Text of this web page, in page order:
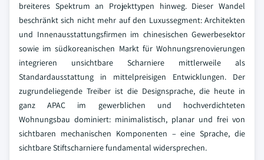
breiteres Spektrum an Projekttypen hinweg. Dieser Wandel
beschränkt sich nicht mehr auf den Luxussegment: Architekten
und Innenausstattungsfirmen im chinesischen Gewerbesektor
sowie im südkoreanischen Markt für Wohnungsrenovierungen
integrieren unsichtbare Scharniere mittlerweile als
Standardausstattung in mittelpreisigen Entwicklungen. Der
zugrundeliegende Treiber ist die Designsprache, die heute in
ganz APAC im gewerblichen und hochverdichteten
Wohnungsbau dominiert: minimalistisch, planar und frei von
sichtbaren mechanischen Komponenten – eine Sprache, die
sichtbare Stiftscharniere fundamental widersprechen.